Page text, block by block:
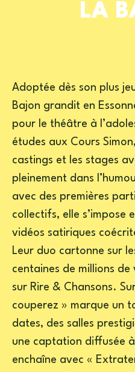
LA
Adoptée dès son plus
Bajon grandit en
pour le théâtre à
études aux Cours
castings et les stages
pleinement dans
avec des premières
collectifs, elle s’impose
vidéos satiriques
Leur duo cartonne sur
centaines de millions de
sur Rire & Chansons.
couperez » marque un
dates, des salles
une captation diffusée
enchaîne avec «